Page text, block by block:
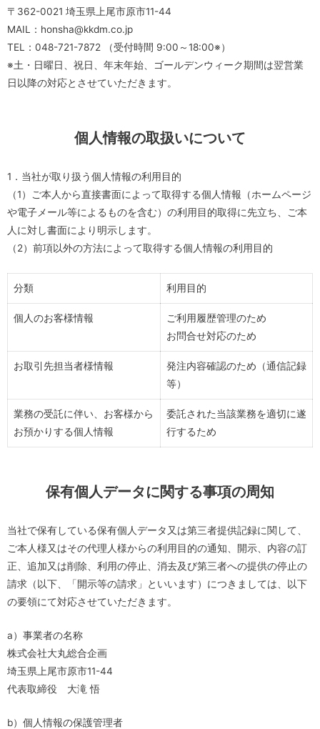
〒362-0021 埼玉県上尾市原市11-44
MAIL：honsha@kkdm.co.jp
TEL：048-721-7872 （受付時間 9:00～18:00※）
※土・日曜日、祝日、年末年始、ゴールデンウィーク期間は翌営業
日以降の対応とさせていただきます。
個人情報の取扱いについて
1．当社が取り扱う個人情報の利用目的
（1）ご本人から直接書面によって取得する個人情報（ホームページ
や電子メール等によるものを含む）の利用目的取得に先立ち、ご本
人に対し書面により明示します。
（2）前項以外の方法によって取得する個人情報の利用目的
分類 利用目的
個人のお客様情報
ご利用履歴管理のため
お問合せ対応のため
お取引先担当者様情報
発注内容確認のため（通信記録
等）
業務の受託に伴い、お客様から
お預かりする個人情報
委託された当該業務を適切に遂
行するため
保有個人データに関する事項の周知
当社で保有している保有個人データ又は第三者提供記録に関して、
ご本人様又はその代理人様からの利用目的の通知、開示、内容の訂
正、追加又は削除、利用の停止、消去及び第三者への提供の停止の
請求（以下、「開示等の請求」といいます）につきましては、以下
の要領にて対応させていただきます。
a）事業者の名称
株式会社大丸総合企画
埼玉県上尾市原市11-44
代表取締役 大滝 悟
b）個人情報の保護管理者